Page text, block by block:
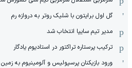
گل اول برایتون با شلیک روتر به دروازه رم
مدیر تیم سایپا انتخاب شد
ترکیب پرستاره تراکتور در استادیوم یادگار
ورود بازیکنان پرسپولیس و آلومینیوم به زمین